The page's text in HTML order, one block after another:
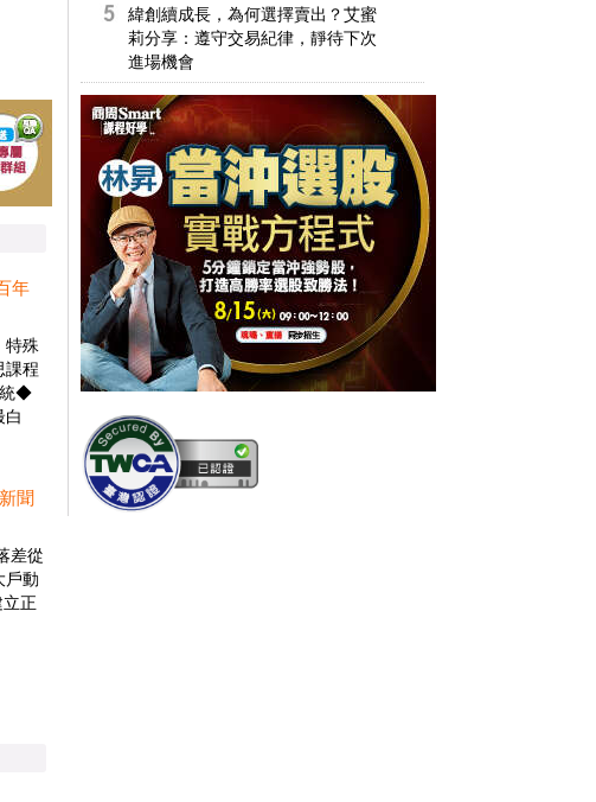
年
特殊
課程
統◆
聞
差從
動
正
緯創續成長，為何選擇賣出？艾蜜
莉分享：遵守交易紀律，靜待下次
進場機會